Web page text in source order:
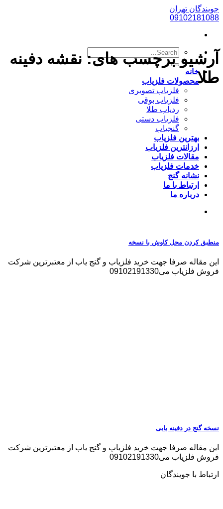
پرش
به
جویندگان تهران
09102181088
خانه
محصولات فلزیاب
فلزیاب تصویری
فلزیاب بوقی
ردیاب طلا
فلزیاب دستی
گنجیاب
بهترین فلزیاب
ارزانترین فلزیاب
مقالات فلزیاب
خدمات فلزیاب
نشانه گنج
ارتباط با ما
درباره ما
آرشیو برچسب های: نقشه دفینه
طلا
منطبق کردن محل کاوش با نسخه
این مقاله صرفا جهت خرید فلزیاب و گنج یاب از معتبرترین شرکت
فروش فلزیاب می09102191330
نسخه گنج در دفینه یابی
این مقاله صرفا جهت خرید فلزیاب و گنج یاب از معتبرترین شرکت
فروش فلزیاب می09102191330
ارتباط با جویندگان